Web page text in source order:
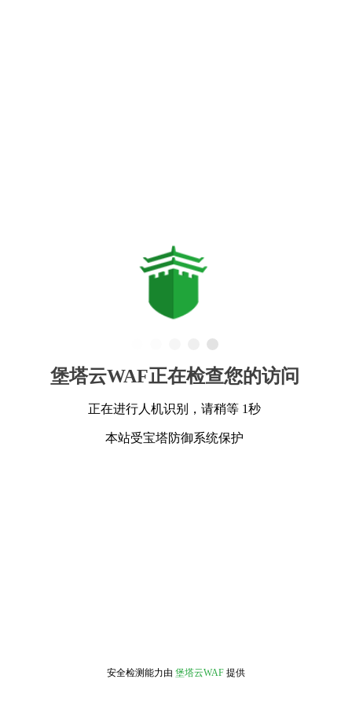
堡塔云WAF正在检查您的访问
正在进行人机识别，请稍等 1秒
本站受宝塔防御系统保护
安全检测能力由 堡塔云WAF 提供